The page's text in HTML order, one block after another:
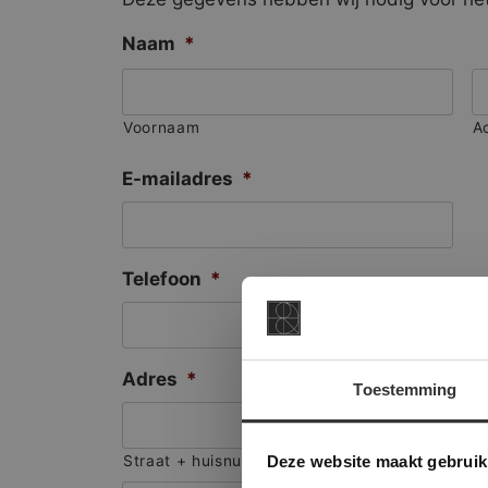
Toestemming
Deze website maakt
Naam *
Voornaam
E-mailadres *
Telefoon *
Adres *
Straat + huisnummer
Deze
onze